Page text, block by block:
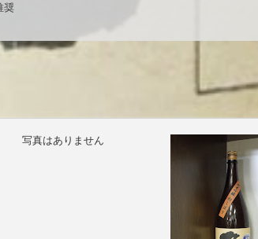
奨
写真はありません